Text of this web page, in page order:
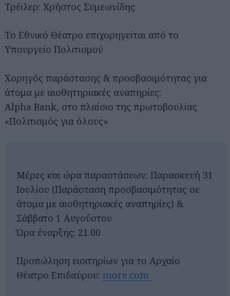
Τρέιλερ: Χρήστος Συμεωνίδης
Το Εθνικό Θέατρο επιχορηγείται από το
Υπουργείο Πολιτισμού
Χορηγός παράστασης & προσβασιμότητας για
άτομα με αισθητηριακές αναπηρίες:
Alpha Bank, στο πλαίσιο της πρωτοβουλίας
«Πολιτισμός για όλους»
Μέρες και ώρα παραστάσεων: Παρασκευή 31
Ιουλίου (Παράσταση προσβασιμότητας σε
άτομα με αισθητηριακές αναπηρίες) &
Σάββατο 1 Αυγούστου
Ώρα έναρξης: 21.00
Προπώληση εισιτηρίων για το Αρχαίο
Θέατρο Επιδαύρου: more.com